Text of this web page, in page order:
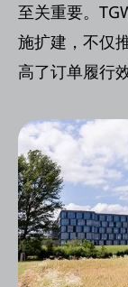
至关重要。
施扩建，不仅
高了订单履行